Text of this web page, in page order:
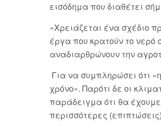
εισόδημα που διαθέτει
«Χρειάζεται ένα σχέδιο
έργα που κρατούν το νερό
αναδιαρθρώνουν την
Για να συμπληρώσει ότι
χρόνο». Παρότι δε οι
παράδειγμα ότι θα
περισσότερες